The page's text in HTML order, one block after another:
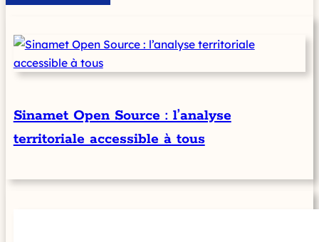
Sinamet Open Source : l’analyse
territoriale accessible à tous